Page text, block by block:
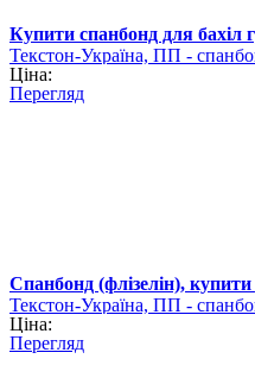
Купити спанбонд для бахіл
Текстон-Україна, ПП -
Ціна:
Перегляд
Спанбонд (флізелін),
Текстон-Україна, ПП -
Ціна:
Перегляд